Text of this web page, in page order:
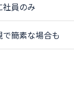
社員のみ
簡素な場合も